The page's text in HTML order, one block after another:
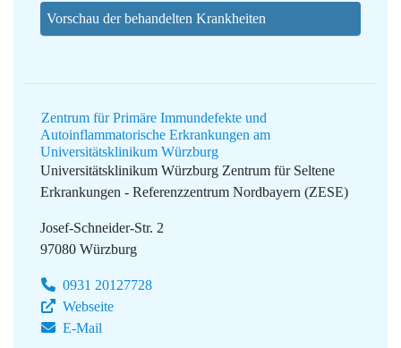
Vorschau der behandelten Krankheiten
Zentrum für Primäre Immundefekte und
Autoinflammatorische Erkrankungen am
Universitätsklinikum Würzburg
Universitätsklinikum Würzburg Zentrum für Seltene
Erkrankungen - Referenzzentrum Nordbayern (ZESE)
Josef-Schneider-Str. 2
97080 Würzburg
0931 20127728
Webseite
E-Mail